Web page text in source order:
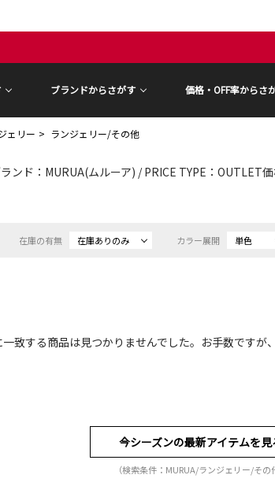
ブランドからさがす 価格・OFF率からさ
ェリー ランジェリー/その他
ランド：MURUA(ムルーア) / PRICE TYPE：OUTLET価
在庫の有無 在庫ありのみ カラー展開 単色
致する商品は見つかりませんでした。お手数ですが
今シーズンの最新アイテムを見
（検索条件：MURUA/ランジェリー/その